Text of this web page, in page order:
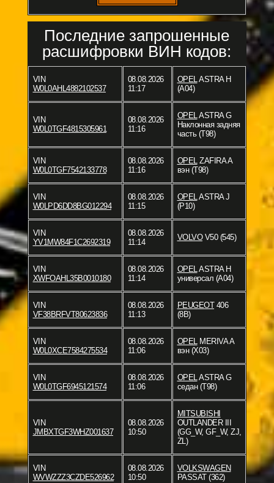
Последние запрошенные
расшифровки ВИН кодов:
VIN
W0L0AHL4882102537
08.08.2026
11:17
OPELASTRA H
(A04)
VIN
W0L0TGF4815305961
08.08.2026
11:16
OPELASTRA G
Наклонная задняя
часть (T98)
VIN
W0L0TGF7542133778
08.08.2026
11:16
OPELZAFIRA A
вэн (T98)
VIN
W0LPD6DD8BG012294
08.08.2026
11:15
OPELASTRA J
(P10)
VIN
YV1MW84F1C2692319
08.08.2026
11:14
VOLVOV50 (545)
VIN
XWFOAHL35B0010180
08.08.2026
11:14
OPELASTRA H
универсал (A04)
VIN
VF38BRFVT80623836
08.08.2026
11:13
PEUGEOT406
(8B)
VIN
W0L0XCE7584275534
08.08.2026
11:06
OPELMERIVA A
вэн (X03)
VIN
W0L0TGF6945121574
08.08.2026
11:06
OPELASTRA G
седан (T98)
VIN
JMBXTGF3WHZ001637
08.08.2026
10:50
MITSUBISHI
OUTLANDER III
(GG_W, GF_W, ZJ,
ZL)
VIN
WVWZZZ3CZDE526962
08.08.2026
10:50
VOLKSWAGEN
PASSAT (362)